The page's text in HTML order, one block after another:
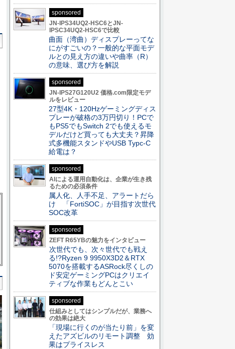
sponsored
JN-IPS34UQ2-HSC6とJN-
IPSC34UQ2-HSC6で比較
曲面（湾曲）ディスプレーってな
にがすごいの？一般的な平面モデ
ルとの見え方の違いや曲率（R）
の意味、選び方を解説
sponsored
JN-IPS27G120U2 価格.com限定モデ
ルをレビュー
27型4K・120Hzゲーミングディス
プレーが破格の3万円切り！PCで
もPS5でもSwitch 2でも使えるモ
デルだけど買っても大丈夫？昇降
式多機能スタンドやUSB Typc-C
給電は？
sponsored
AIによる運用自動化は、企業が生き残
るための必須条件
属人化、人手不足、アラートだら
け 「FortiSOC」が目指す次世代
SOC改革
sponsored
ZEFT R65YBの魅力をインタビュー
次世代でも、次々世代でも戦え
る!?Ryzen 9 9950X3D2＆RTX
5070を搭載するASRock尽くしの
ド安定ゲーミングPCはクリエイ
ティブな作業もどんとこい
sponsored
仕組みとしてはシンプルだが、業務へ
の効果は絶大
「現場に行くのが当たり前」を変
えたアズビルのリモート調整 効
果はプライスレス